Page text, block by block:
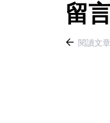
留
閱讀文章